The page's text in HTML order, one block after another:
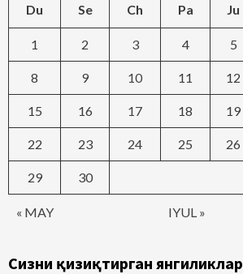
Du Se Ch Pa Ju
« MAY IYUL »
1 2 3 4 5
8 9 10 11 12
15 16 17 18 19
22 23 24 25 26
29 30
Сизни қизиқтирган янгиликлар